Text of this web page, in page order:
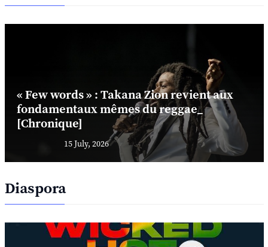
« Few words » : Takana Zion revient aux
fondamentaux mêmes du reggae_
[Chronique]
15 July, 2026
Diaspora